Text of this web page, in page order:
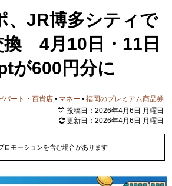
、JR博多シティで
換 4月10日・11日
が600円分に
パート・百貨店 • マネー •福岡のプレミアム商品券
投稿日：2026年4月6日 月曜日
更新日：2026年4月6日 月曜日
ロモーションを含む場合があります